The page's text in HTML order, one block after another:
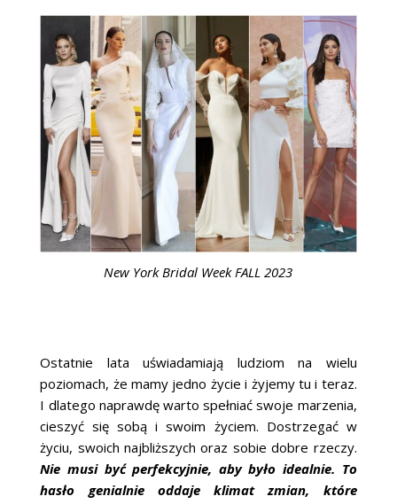
New York Bridal Week FALL 2023
Ostatnie lata uświadamiają ludziom na wielu
poziomach, że mamy jedno życie i żyjemy tu i teraz.
I dlatego naprawdę warto spełniać swoje marzenia,
cieszyć się sobą i swoim życiem. Dostrzegać w
życiu, swoich najbliższych oraz sobie dobre rzeczy.
Nie musi być perfekcyjnie, aby było idealnie. To
hasło genialnie oddaje klimat zmian, które